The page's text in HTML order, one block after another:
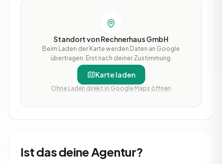
Standort von Rechnerhaus GmbH
Beim Laden der Karte werden Daten an Google
übertragen. Erst nach deiner Zustimmung.
Karte laden
Ohne Laden direkt in Google Maps öffnen
Ist das deine Agentur?